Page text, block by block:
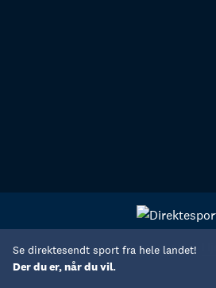
Se direktesendt sport fra hele landet!
Der du er, når du vil.
Personvern